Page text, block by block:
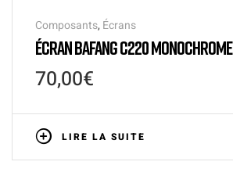
Composants, Écrans
ÉCRAN BAFANG C220 MONOCHROME
70,00€
LIRE LA SUITE